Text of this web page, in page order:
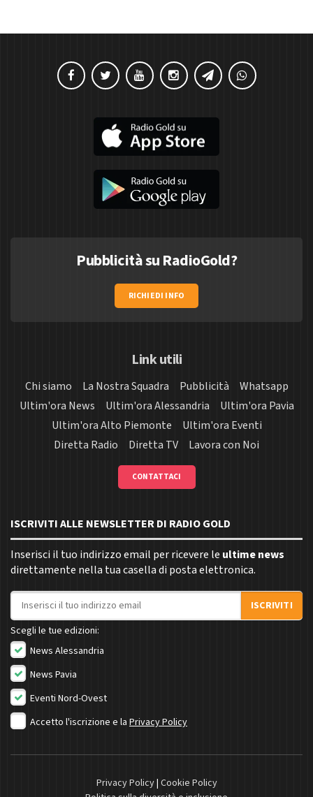
Pubblicità su RadioGold?
RICHIEDI INFO
Link utili
Chi siamo La Nostra Squadra Pubblicità
Whatsapp
Ultim'ora News
Ultim'ora Alessandria
Ultim'ora Pavia
Ultim'ora Alto Piemonte
Ultim'ora Eventi
Diretta Radio
Diretta TV Lavora con Noi
CONTATTACI
ISCRIVITI ALLE NEWSLETTER DI RADIO GOLD
Inserisci il tuo indirizzo email per ricevere le ultime news
direttamente nella tua casella di posta elettronica.
Indirizzo email
ISCRIVITI
Scegli le tue edizioni:
News Alessandria
News Pavia
Eventi Nord-Ovest
Accetto l'iscrizione e la Privacy Policy
Privacy Policy| Cookie Policy